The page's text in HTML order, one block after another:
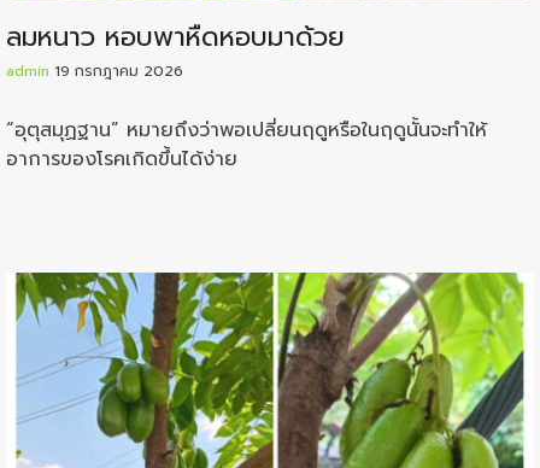
ลมหนาว หอบพาหืดหอบมาด้วย
admin 19 กรกฎาคม 2026
“อุตุสมุฏฐาน” หมายถึงว่าพอเปลี่ยนฤดูหรือในฤดูนั้นจะทำให้
อาการของโรคเกิดขึ้นได้ง่าย